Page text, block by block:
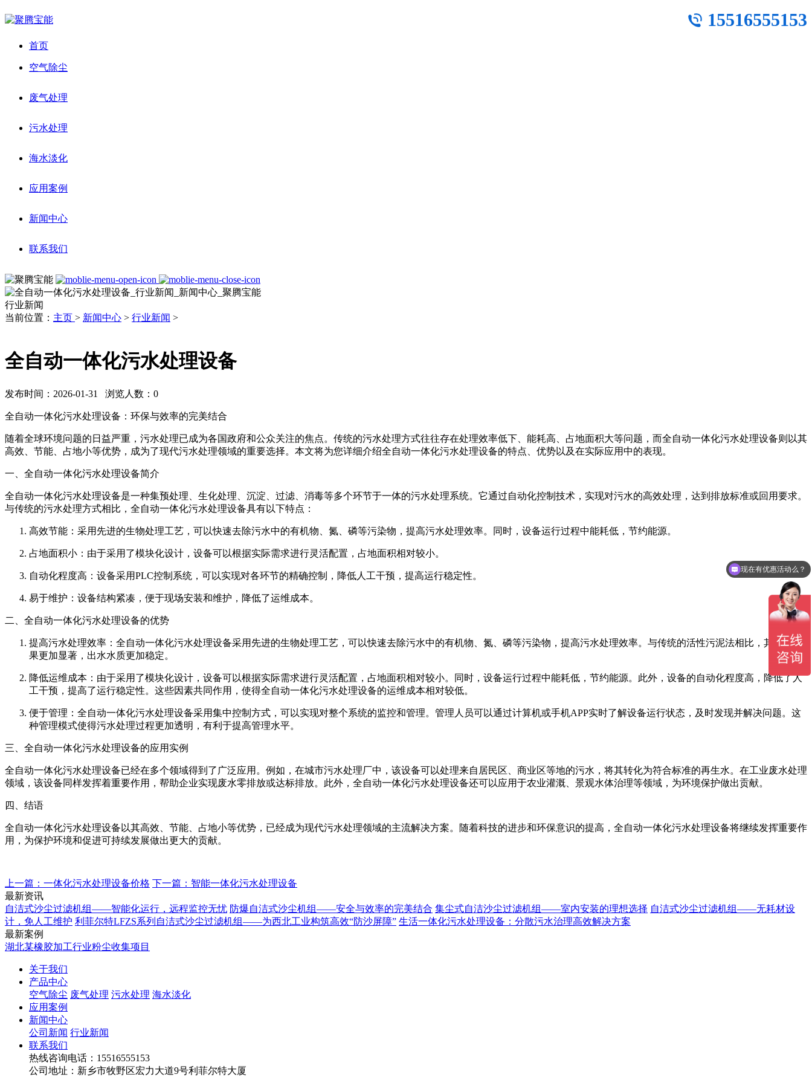
15516555153
首页
空气除尘
废气处理
污水处理
海水淡化
应用案例
新闻中心
联系我们
行业新闻
当前位置： 主页 > 新闻中心 > 行业新闻 >
全自动一体化污水处理设备
发布时间：2026-01-31 浏览人数： 0
全自动一体化污水处理设备：环保与效率的完美结合
随着全球环境问题的日益严重，污水处理已成为各国政府和公众关注的焦点。传统的污水处理方式往往存在处理效率低下、能耗高、占地面积大等问题，而全自动一体化污水处理设备则以其
高效、节能、占地小等优势，成为了现代污水处理领域的重要选择。本文将为您详细介绍全自动一体化污水处理设备的特点、优势以及在实际应用中的表现。
一、全自动一体化污水处理设备简介
全自动一体化污水处理设备是一种集预处理、生化处理、沉淀、过滤、消毒等多个环节于一体的污水处理系统。它通过自动化控制技术，实现对污水的高效处理，达到排放标准或回用要求。
与传统的污水处理方式相比，全自动一体化污水处理设备具有以下特点：
高效节能：采用先进的生物处理工艺，可以快速去除污水中的有机物、氮、磷等污染物，提高污水处理效率。同时，设备运行过程中能耗低，节约能源。
占地面积小：由于采用了模块化设计，设备可以根据实际需求进行灵活配置，占地面积相对较小。
自动化程度高：设备采用PLC控制系统，可以实现对各环节的精确控制，降低人工干预，提高运行稳定性。
易于维护：设备结构紧凑，便于现场安装和维护，降低了运维成本。
二、全自动一体化污水处理设备的优势
提高污水处理效率：全自动一体化污水处理设备采用先进的生物处理工艺，可以快速去除污水中的有机物、氮、磷等污染物，提高污水处理效率。与传统的活性污泥法相比，其处理效
果更加显著，出水水质更加稳定。
降低运维成本：由于采用了模块化设计，设备可以根据实际需求进行灵活配置，占地面积相对较小。同时，设备运行过程中能耗低，节约能源。此外，设备的自动化程度高，降低了人
工干预，提高了运行稳定性。这些因素共同作用，使得全自动一体化污水处理设备的运维成本相对较低。
便于管理：全自动一体化污水处理设备采用集中控制方式，可以实现对整个系统的监控和管理。管理人员可以通过计算机或手机APP实时了解设备运行状态，及时发现并解决问题。这
种管理模式使得污水处理过程更加透明，有利于提高管理水平。
三、全自动一体化污水处理设备的应用实例
全自动一体化污水处理设备已经在多个领域得到了广泛应用。例如，在城市污水处理厂中，该设备可以处理来自居民区、商业区等地的污水，将其转化为符合标准的再生水。在工业废水处理
领域，该设备同样发挥着重要作用，帮助企业实现废水零排放或达标排放。此外，全自动一体化污水处理设备还可以应用于农业灌溉、景观水体治理等领域，为环境保护做出贡献。
四、结语
全自动一体化污水处理设备以其高效、节能、占地小等优势，已经成为现代污水处理领域的主流解决方案。随着科技的进步和环保意识的提高，全自动一体化污水处理设备将继续发挥重要作
用，为保护环境和促进可持续发展做出更大的贡献。
上一篇：一体化污水处理设备价格 下一篇：智能一体化污水处理设备
最新资讯
自洁式沙尘过滤机组——智能化运行，远程监控无忧 防爆自洁式沙尘机组——安全与效率的完美结合 集尘式自洁沙尘过滤机组——室内安装的理想选择 自洁式沙尘过滤机组——无耗材设
计，免人工维护 利菲尔特LFZS系列自洁式沙尘过滤机组——为西北工业构筑高效“防沙屏障” 生活一体化污水处理设备：分散污水治理高效解决方案
最新案例
湖北某橡胶加工行业粉尘收集项目
关于我们
产品中心
空气除尘 废气处理 污水处理 海水淡化
应用案例
新闻中心
公司新闻 行业新闻
联系我们
热线咨询电话： 15516555153
公司地址：新乡市牧野区宏力大道9号利菲尔特大厦
现在有优惠活动么？